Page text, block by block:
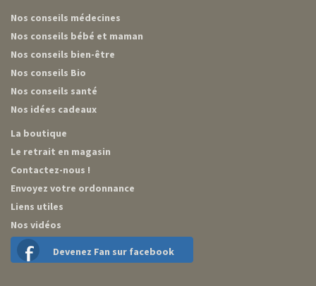
Nos conseils médecines
Nos conseils bébé et maman
Nos conseils bien-être
Nos conseils Bio
Nos conseils santé
Nos idées cadeaux
La boutique
Le retrait en magasin
Contactez-nous !
Envoyez votre ordonnance
Liens utiles
Nos vidéos
Devenez Fan sur facebook